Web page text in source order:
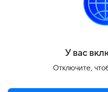
отношения, в которых
себя в безопасности.
У вас
Отключите,